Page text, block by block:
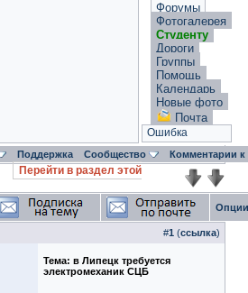
Форумы
Фотогалерея
Студенту
Дороги
Группы
Помощь
Календарь
Новые фото
Почта
Ошибка
Поддержка Сообщество Комментарии
Перейти в раздел этой
#1 (ссылка)
Тема: в Липецк требуется
электромеханик СЦБ